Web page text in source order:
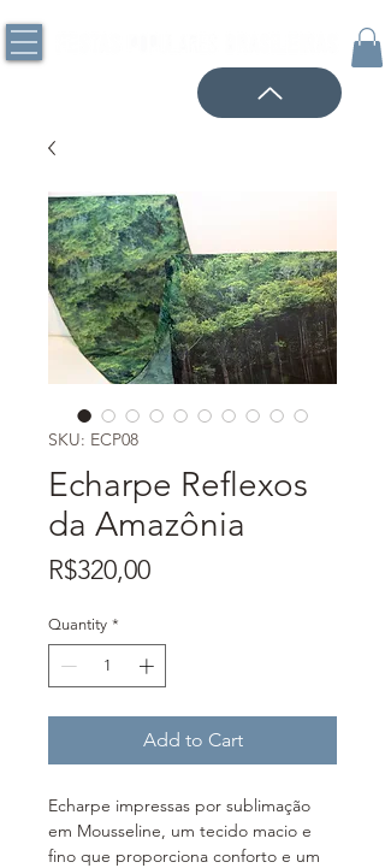
SKU: ECP08
Echarpe Reflexos
da Amazônia
R$320,00Price
Quantity *
Add to Cart
Echarpe impressas por sublimação
em Mousseline, um tecido macio e
fino que proporciona conforto e um